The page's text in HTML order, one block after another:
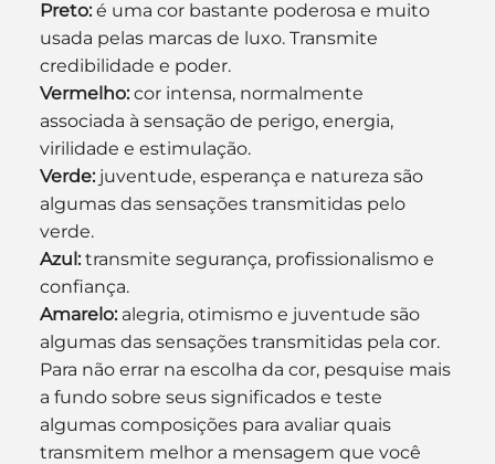
Preto: é uma cor bastante poderosa e muito
usada pelas marcas de luxo. Transmite
credibilidade e poder.
Vermelho: cor intensa, normalmente
associada à sensação de perigo, energia,
virilidade e estimulação.
Verde: juventude, esperança e natureza são
algumas das sensações transmitidas pelo
verde.
Azul: transmite segurança, profissionalismo e
confiança.
Amarelo: alegria, otimismo e juventude são
algumas das sensações transmitidas pela cor.
Para não errar na escolha da cor, pesquise mais
a fundo sobre seus significados e teste
algumas composições para avaliar quais
transmitem melhor a mensagem que você